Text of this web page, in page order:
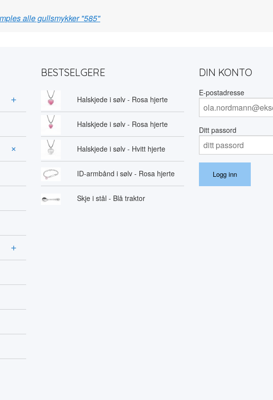
alle gullsmykker "585"
BESTSELGERE
Halskjede i sølv - Rosa hjerte
Halskjede i sølv - Rosa hjerte
Halskjede i sølv - Hvitt hjerte
ID-armbånd i sølv - Rosa hjerte
Skje i stål - Blå traktor
DIN KONTO
E-postadresse
Ditt passord